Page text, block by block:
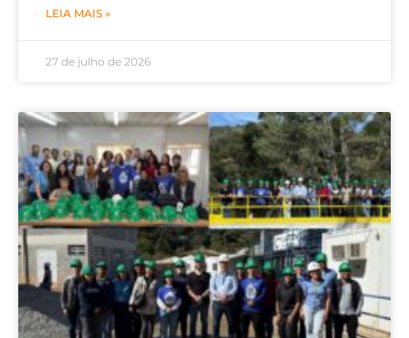
LEIA MAIS »
27 de julho de 2026